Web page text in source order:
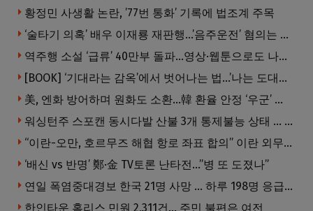
황정민 사생활 논란, ’77번 통화’ 기록에 법조계 주목
‘술타기 의혹’ 배우 이재룡 재판행…’음주운전’ 혐의는 제외
역주행 소설 ‘급류’ 40만부 돌파…영상·웹툰으로도 나온다
[BOOK] ‘기대라는 감옥’에서 벗어나는 법…’나는 도대체 왜 눈치를 볼까’
美, 엔화 방어하며 원화도 소환…韓 환율 안정 ‘우군’ 되나
워싱턴주 스포캔 동시다발 산불 3개 통제불능 상태 … 이재민 수십만명
“이란-오만, 호르무즈 해협 항로 좌표 합의” 이란 외무부 발표
‘배신 vs 반명’ 鄭·金 TV토론 난타전…”병 또 도졌나”
연일 폭염중대경보 한국 21명 사망 … 하루 198명 응급실행
한인타운 홈리스 민원 2,311건… 주민 불편은 여전